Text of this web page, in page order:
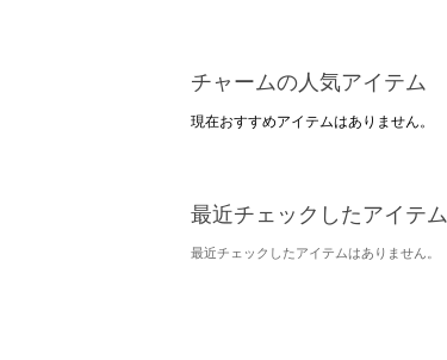
チャームの人気アイテム
現在おすすめアイテムはありません。
最近チェックしたアイテム
最近チェックしたアイテムはありません。